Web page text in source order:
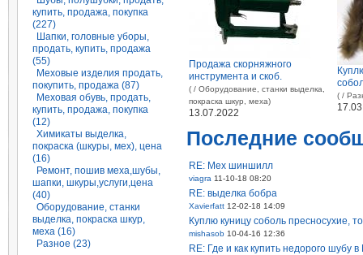
купить, продажа, покупка
(227)
Шапки, головные уборы,
продать, купить, продажа
(55)
Меховые изделия продать,
покупить, продажа (87)
Меховая обувь, продать,
купить, продажа, покупка
(12)
Химикаты выделка,
покраска (шкуры, мех), цена
(16)
Ремонт, пошив меха,шубы,
шапки, шкуры,услуги,цена
(40)
Оборудование, станки
выделка, покраска шкур,
меха (16)
Разное (23)
Продажа скорняжного
инструмента и скоб.
( / Оборудование, станки выделка,
покраска шкур, меха)
13.07.2022
( /
Последние
RE: Мех шиншилл
viagra 11-10-18 08:20
RE: выделка бобра
Xavierfatt 12-02-18 14:09
Куплю куницу соболь пресносухие,
mishasob 10-04-16 12:36
RE: Где и как купить недорого шубу в